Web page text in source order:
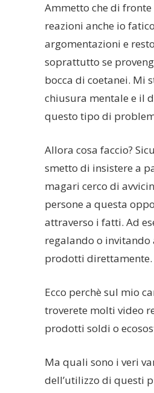
Ammetto che di fronte
reazioni anche io
argomentazioni e
soprattutto se
bocca di coetanei. Mi
chiusura mentale e il
questo tipo di
Allora cosa faccio?
smetto di insistere a
magari cerco di
persone a questa
attraverso i fatti. Ad
regalando o invitando
prodotti direttamente.
Ecco perchè sul mio
troverete molti video
prodotti soldi o
Ma quali sono i veri
dell’utilizzo di questi